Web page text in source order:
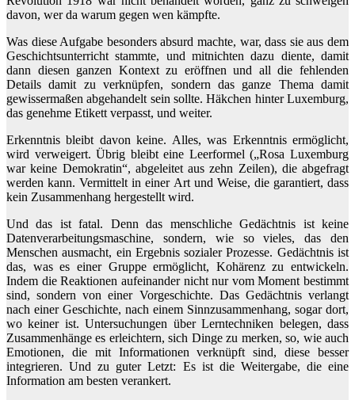
davon, wer da warum gegen wen kämpfte.
Was diese Aufgabe besonders absurd machte, war, dass sie aus dem
Geschichtsunterricht stammte, und mitnichten dazu diente, damit
dann diesen ganzen Kontext zu eröffnen und all die fehlenden
Details damit zu verknüpfen, sondern das ganze Thema damit
gewissermaßen abgehandelt sein sollte. Häkchen hinter Luxemburg,
das genehme Etikett verpasst, und weiter.
Erkenntnis bleibt davon keine. Alles, was Erkenntnis ermöglicht,
wird verweigert. Übrig bleibt eine Leerformel („Rosa Luxemburg
war keine Demokratin“, abgeleitet aus zehn Zeilen), die abgefragt
werden kann. Vermittelt in einer Art und Weise, die garantiert, dass
kein Zusammenhang hergestellt wird.
Und das ist fatal. Denn das menschliche Gedächtnis ist keine
Datenverarbeitungsmaschine, sondern, wie so vieles, das den
Menschen ausmacht, ein Ergebnis sozialer Prozesse. Gedächtnis ist
das, was es einer Gruppe ermöglicht, Kohärenz zu entwickeln.
Indem die Reaktionen aufeinander nicht nur vom Moment bestimmt
sind, sondern von einer Vorgeschichte. Das Gedächtnis verlangt
nach einer Geschichte, nach einem Sinnzusammenhang, sogar dort,
wo keiner ist. Untersuchungen über Lerntechniken belegen, dass
Zusammenhänge es erleichtern, sich Dinge zu merken, so, wie auch
Emotionen, die mit Informationen verknüpft sind, diese besser
integrieren. Und zu guter Letzt: Es ist die Weitergabe, die eine
Information am besten verankert.